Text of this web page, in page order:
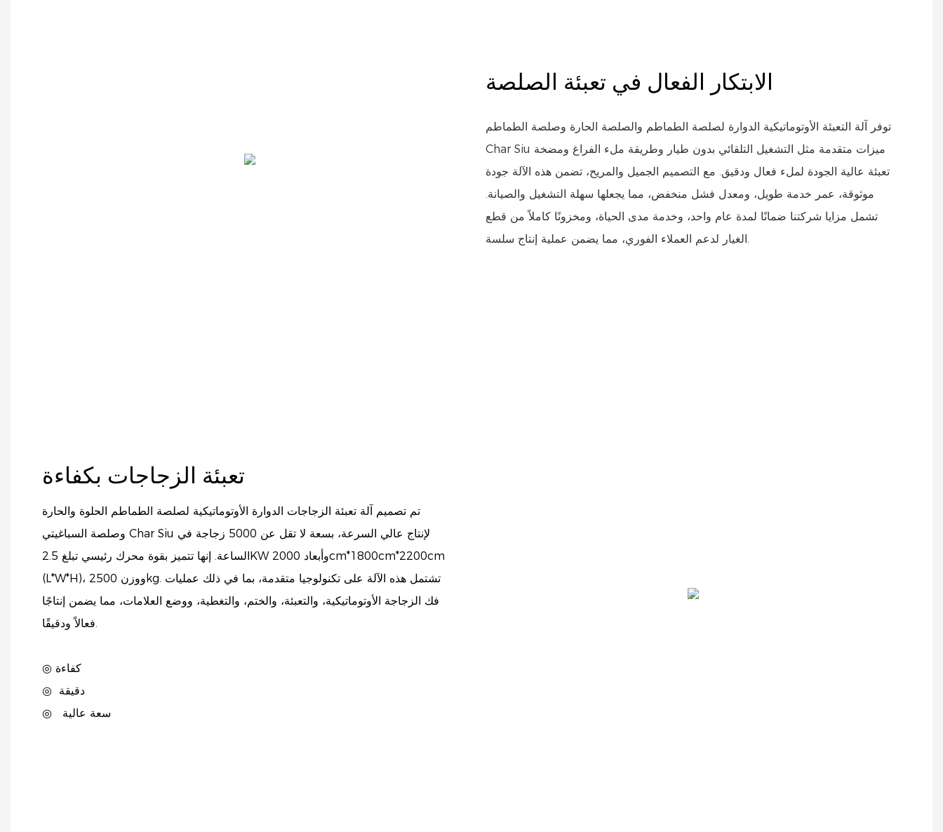
توفر آلة التعبئة الأوتوماتيكية الدوارة لصلصة الطماطم والصلصة الحارة وصلصة الطماطم
Char Siu ميزات متقدمة مثل التشغيل التلقائي بدون طيار وطريقة ملء الفراغ ومضخة
تعبئة عالية الجودة لملء فعال ودقيق. مع التصميم الجميل والمريح، تضمن هذه الآلة جودة
موثوقة، عمر خدمة طويل، ومعدل فشل منخفض، مما يجعلها سهلة التشغيل والصيانة.
تشمل مزايا شركتنا ضمانًا لمدة عام واحد، وخدمة مدى الحياة، ومخزونًا كاملاً من قطع
الغيار لدعم العملاء الفوري، مما يضمن عملية إنتاج سلسة.
تم تصميم آلة تعبئة الزجاجات الدوارة الأوتوماتيكية لصلصة الطماطم الحلوة والحارة
وصلصة السباغيتي Char Siu لإنتاج عالي السرعة، بسعة لا تقل عن 5000 زجاجة في
الساعة. إنها تتميز بقوة محرك رئيسي تبلغ 2.5KW وأبعاد 2000cm*1800cm*2200cm
(L*W*H)، ووزن 2500kg. تشتمل هذه الآلة على تكنولوجيا متقدمة، بما في ذلك عمليات
فك الزجاجة الأوتوماتيكية، والتعبئة، والختم، والتغطية، ووضع العلامات، مما يضمن إنتاجًا
فعالاً ودقيقًا.
◎
دقيقة
◎
سعة عالية